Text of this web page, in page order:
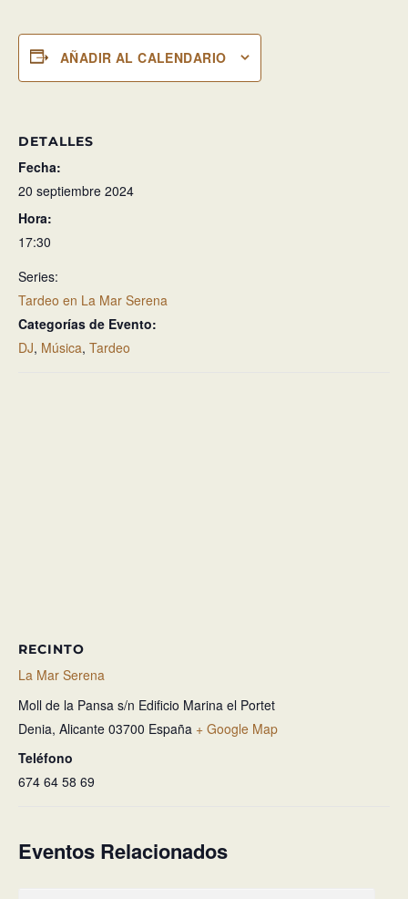
AÑADIR AL CALENDARIO
DETALLES
Fecha:
20 septiembre 2024
Hora:
17:30
Series:
Tardeo en La Mar Serena
Categorías de Evento:
DJ, Música, Tardeo
RECINTO
La Mar Serena
Moll de la Pansa s/n Edificio Marina el Portet
Denia, Alicante 03700 España + Google Map
Teléfono
674 64 58 69
Eventos Relacionados